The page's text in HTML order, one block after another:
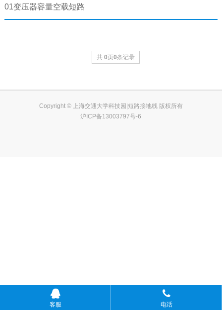
01变压器容量空载短路
共0页0条记录
Copyright © 上海交通大学科技园|短路接地线 版权所有
沪ICP备13003797号-6
客服 电话